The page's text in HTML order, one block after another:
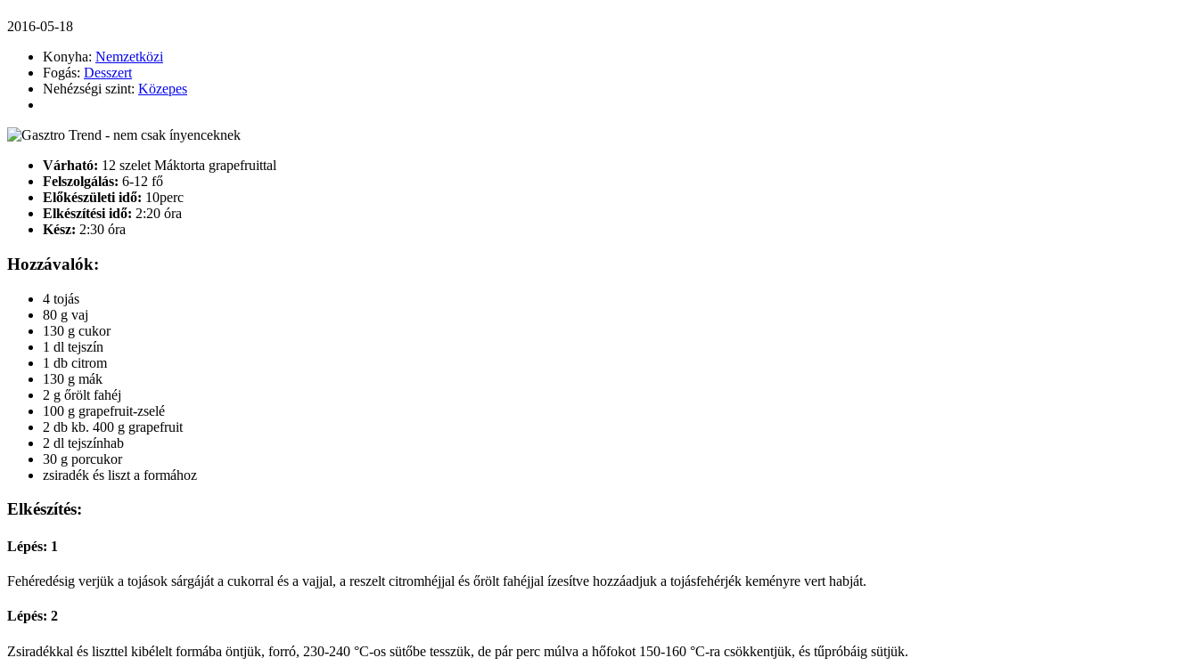
2016-05-18
Konyha: Nemzetközi
Fogás: Desszert
Nehézségi szint: Közepes
Várható: 12 szelet Máktorta grapefruittal
Felszolgálás: 6-12 fő
Előkészületi idő: 10perc
Elkészítési idő: 2:20 óra
Kész: 2:30 óra
Hozzávalók:
4 tojás
80 g vaj
130 g cukor
1 dl tejszín
1 db citrom
130 g mák
2 g őrölt fahéj
100 g grapefruit-zselé
2 db kb. 400 g grapefruit
2 dl tejszínhab
30 g porcukor
zsiradék és liszt a formához
Elkészítés:
Lépés: 1
Fehéredésig verjük a tojások sárgáját a cukorral és a vajjal, a reszelt citromhéjjal és őrölt fahéjjal ízesítve hozzáadjuk a tojásfehérjék keményre vert habját.
Lépés: 2
Zsiradékkal és liszttel kibélelt formába öntjük, forró, 230-240 °C-os sütőbe tesszük, de pár perc múlva a hőfokot 150-160 °C-ra csökkentjük, és tűpróbáig sütjük.